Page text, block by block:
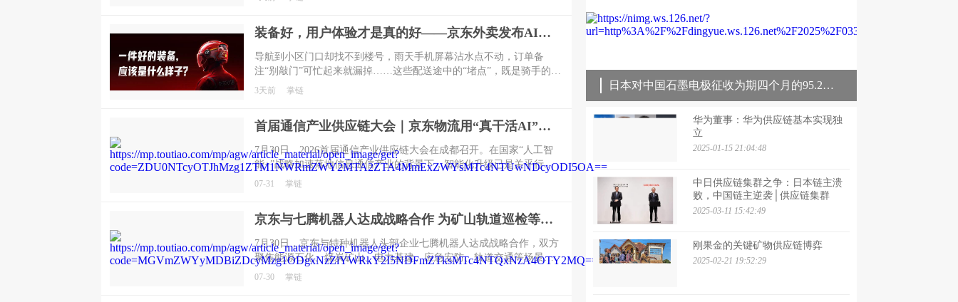
装备好，用户体验才是真的好——京东外卖发布AI智能头盔
导航到小区门口却找不到楼号，雨天手机屏幕沾水点不动，订单备
注“别敲门”可忙起来就漏掉……这些配送途中的“堵点”，既是骑手的日
常烦恼，也直接决定了用户的收餐体验。
3天前 掌链
首届通信产业供应链大会｜京东物流用“真干活AI”引领行业迈入智能化时代
7月30日，2026首届通信产业供应链大会在成都召开。在国家“人工智
能+”战略加速落地信息通信产业的背景下，智能化升级已是关乎行业
未来的必答题。但对于通信供应链而言，AI到底意味着什么？不是算
07-31 掌链
京东与七腾机器人达成战略合作 为矿山轨道巡检等特种机器人提供售后维修等服务
7月30日，京东与特种机器人头部企业七腾机器人达成战略合作，双方
聚焦能源石化、煤炭矿山、电力基建、应急安防、轨道交通等场景的
机器人应用，依托京东在智能机器人赛道的生态布局，投入专业人
07-30 掌链
日本对中国石墨电极征收为期四个月的95.2%关税
华为董事：华为供应链基本实现独
立
2025-01-15 21:04:48
中日供应链集群之争：日本链主溃
败，中国链主逆袭│供应链集群
2025-03-11 15:42:49
刚果金的关键矿物供应链博弈
2025-02-21 19:52:29